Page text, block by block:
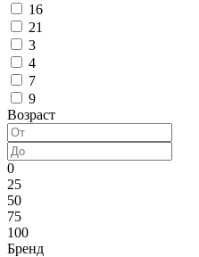
16
21
3
4
7
9
Возраст
0
25
50
75
100
Бренд